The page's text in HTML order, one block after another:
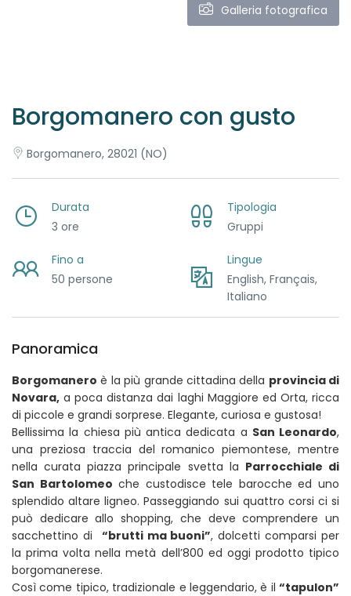
Galleria fotografica
Borgomanero con gusto
Borgomanero, 28021 (NO)
Durata
3 ore
Tipologia
Gruppi
Fino a
50 persone
Lingue
English, Français,
Italiano
Panoramica
Borgomanero è la più grande cittadina della provincia di
Novara, a poca distanza dai laghi Maggiore ed Orta, ricca
di piccole e grandi sorprese. Elegante, curiosa e gustosa!
Bellissima la chiesa più antica dedicata a San Leonardo,
una preziosa traccia del romanico piemontese, mentre
nella curata piazza principale svetta la Parrocchiale di
San Bartolomeo che custodisce tele barocche ed uno
splendido altare ligneo. Passeggiando sui quattro corsi ci si
può dedicare allo shopping, che deve comprendere un
sacchettino di “brutti ma buoni”, dolcetti comparsi per
la prima volta nella metà dell’800 ed oggi prodotto tipico
borgomanerese.
Così come tipico, tradizionale e leggendario, è il “tapulon”